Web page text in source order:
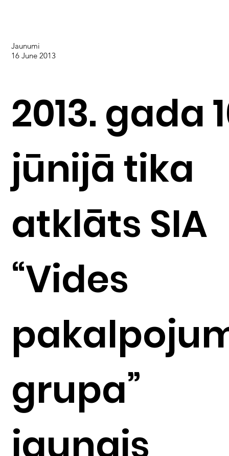
Jaunumi
16 June 2013
2013. gada
jūnijā tika
atklāts SIA
“Vides
grupa”
jaunais